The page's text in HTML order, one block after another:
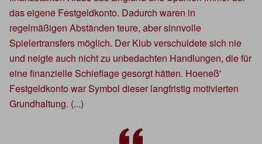
das eigene Festgeldkonto. Dadurch waren in
regelmäßigen Abständen teure, aber sinnvolle
Spielertransfers möglich. Der Klub verschuldete sich nie
und neigte auch nicht zu unbedachten Handlungen, die für
eine finanzielle Schieflage gesorgt hätten. Hoeneß'
Festgeldkonto war Symbol dieser langfristig motivierten
Grundhaltung. (...)